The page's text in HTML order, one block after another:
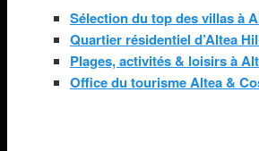
Sélection du top des villas à
Quartier résidentiel d’Altea
Plages, activités & loisirs à
Office du tourisme Altea &